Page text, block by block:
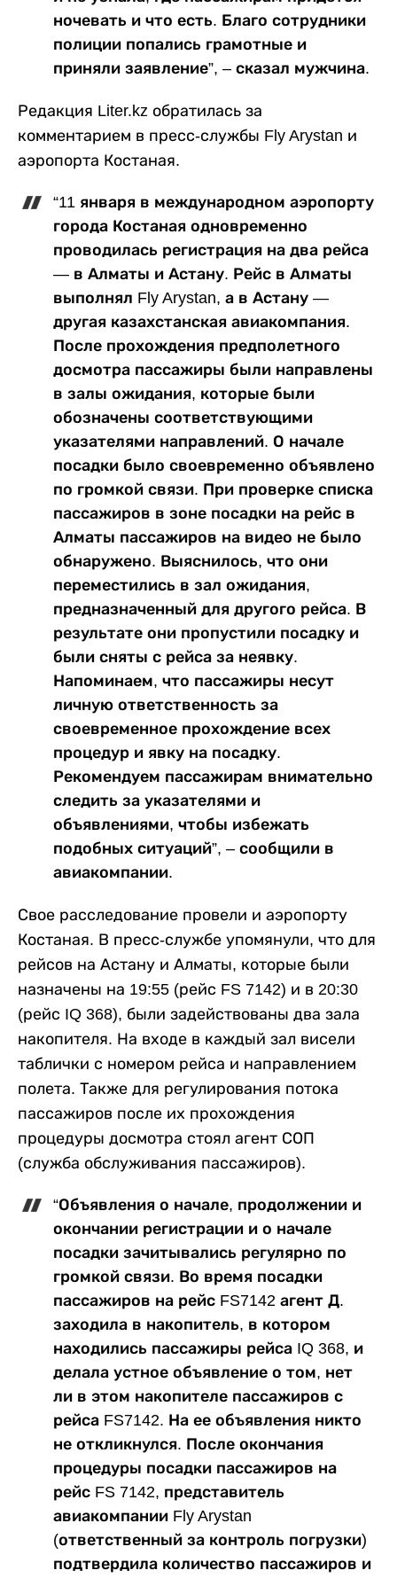
ночевать и что есть. Благо сотрудники
полиции попались грамотные и
приняли заявление”, – сказал мужчина.
Редакция Liter.kz обратилась за
комментарием в пресс-службы Fly Arystan и
аэропорта Костаная.
“11 января в международном аэропорту
города Костаная одновременно
проводилась регистрация на два рейса
— в Алматы и Астану. Рейс в Алматы
выполнял Fly Arystan, а в Астану —
другая казахстанская авиакомпания.
После прохождения предполетного
досмотра пассажиры были направлены
в залы ожидания, которые были
обозначены соответствующими
указателями направлений. О начале
посадки было своевременно объявлено
по громкой связи. При проверке списка
пассажиров в зоне посадки на рейс в
Алматы пассажиров на видео не было
обнаружено. Выяснилось, что они
переместились в зал ожидания,
предназначенный для другого рейса. В
результате они пропустили посадку и
были сняты с рейса за неявку.
Напоминаем, что пассажиры несут
личную ответственность за
своевременное прохождение всех
процедур и явку на посадку.
Рекомендуем пассажирам внимательно
следить за указателями и
объявлениями, чтобы избежать
подобных ситуаций”, – сообщили в
авиакомпании.
Свое расследование провели и аэропорту
Костаная. В пресс-службе упомянули, что для
рейсов на Астану и Алматы, которые были
назначены на 19:55 (рейс FS 7142) и в 20:30
(рейс IQ 368), были задействованы два зала
накопителя. На входе в каждый зал висели
таблички с номером рейса и направлением
полета. Также для регулирования потока
пассажиров после их прохождения
процедуры досмотра стоял агент СОП
(служба обслуживания пассажиров).
“Объявления о начале, продолжении и
окончании регистрации и о начале
посадки зачитывались регулярно по
громкой связи. Во время посадки
пассажиров на рейс FS7142 агент Д.
заходила в накопитель, в котором
находились пассажиры рейса IQ 368, и
делала устное объявление о том, нет
ли в этом накопителе пассажиров с
рейса FS7142. На ее объявления никто
не откликнулся. После окончания
процедуры посадки пассажиров на
рейс FS 7142, представитель
авиакомпании Fly Arystan
(ответственный за контроль погрузки)
подтвердила количество пассажиров и